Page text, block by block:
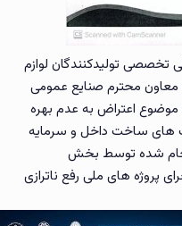
تخصصی تولیدکنندگان لوازم
معاون محترم صنایع عمومی
اعتراض به عدم بهره
های ساخت داخل و سرمایه
شده توسط بخش
پروژه های ملی رفع ناترازی